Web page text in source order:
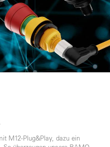
M12-Plug&Play, dazu ein